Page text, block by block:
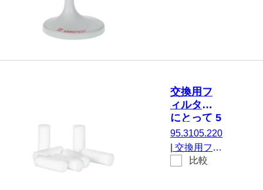
ペット, 1
ネルピペッ
ト, 1 個/箱
交換用フ
ィルター,
にとって 5
ml
Sarpette®
M, 50 個/
袋
95.3105.220
交換用フィ
ルター, にと
比較